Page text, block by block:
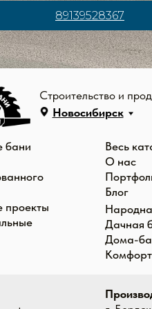
89139528367
бани», 2026. ИП Заречный Дмитрий
ИНН: 544591907648 ОГРН:
1-е
6 -
57/1 -
Cookie-файлы
Политика